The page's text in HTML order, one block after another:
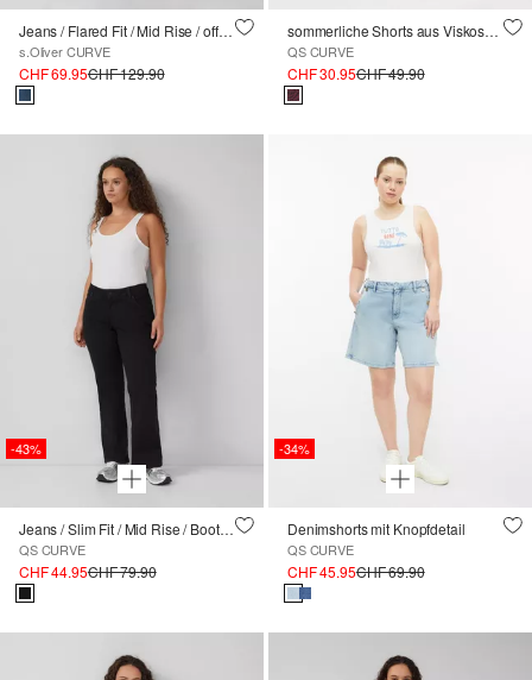
Jeans / Flared Fit / Mid Rise / offener Saum
s.Oliver CURVE
CHF 69.95CHF 129.90
sommerliche Shorts aus Viskosemix
QS CURVE
CHF 30.95CHF 49.90
-43%
Jeans / Slim Fit / Mid Rise / Bootcut Leg
QS CURVE
CHF 44.95CHF 79.90
-34%
Denimshorts mit Knopfdetail
QS CURVE
CHF 45.95CHF 69.90